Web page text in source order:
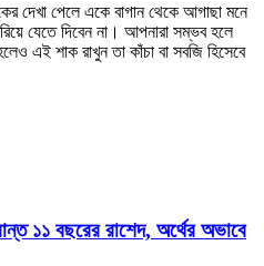
দেখা পেলে একে বাগান থেকে আগাছা মনে
যেতে দিবেন না। আপনারা সম্ভব হলে
এই শাক রাখুন তা কাঁচা বা সবজি হিসেবে
১১ বছরের রাশেদ, অর্থের অভাবে